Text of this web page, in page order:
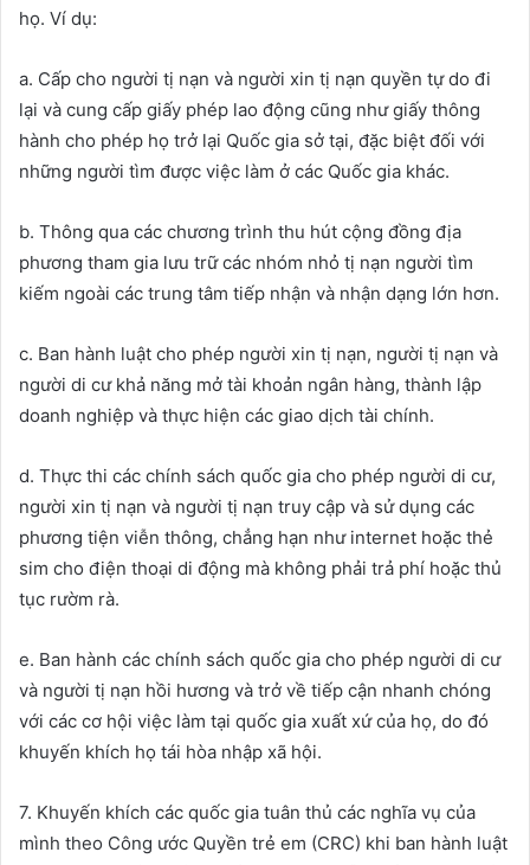
họ. Ví dụ:
a. Cấp cho người tị nạn và người xin tị nạn quyền tự do đi
lại và cung cấp giấy phép lao động cũng như giấy thông
hành cho phép họ trở lại Quốc gia sở tại, đặc biệt đối với
những người tìm được việc làm ở các Quốc gia khác.
b. Thông qua các chương trình thu hút cộng đồng địa
phương tham gia lưu trữ các nhóm nhỏ tị nạn người tìm
kiếm ngoài các trung tâm tiếp nhận và nhận dạng lớn hơn.
c. Ban hành luật cho phép người xin tị nạn, người tị nạn và
người di cư khả năng mở tài khoản ngân hàng, thành lập
doanh nghiệp và thực hiện các giao dịch tài chính.
d. Thực thi các chính sách quốc gia cho phép người di cư,
người xin tị nạn và người tị nạn truy cập và sử dụng các
phương tiện viễn thông, chẳng hạn như internet hoặc thẻ
sim cho điện thoại di động mà không phải trả phí hoặc thủ
tục rườm rà.
e. Ban hành các chính sách quốc gia cho phép người di cư
và người tị nạn hồi hương và trở về tiếp cận nhanh chóng
với các cơ hội việc làm tại quốc gia xuất xứ của họ, do đó
khuyến khích họ tái hòa nhập xã hội.
7. Khuyến khích các quốc gia tuân thủ các nghĩa vụ của
mình theo Công ước Quyền trẻ em (CRC) khi ban hành luật